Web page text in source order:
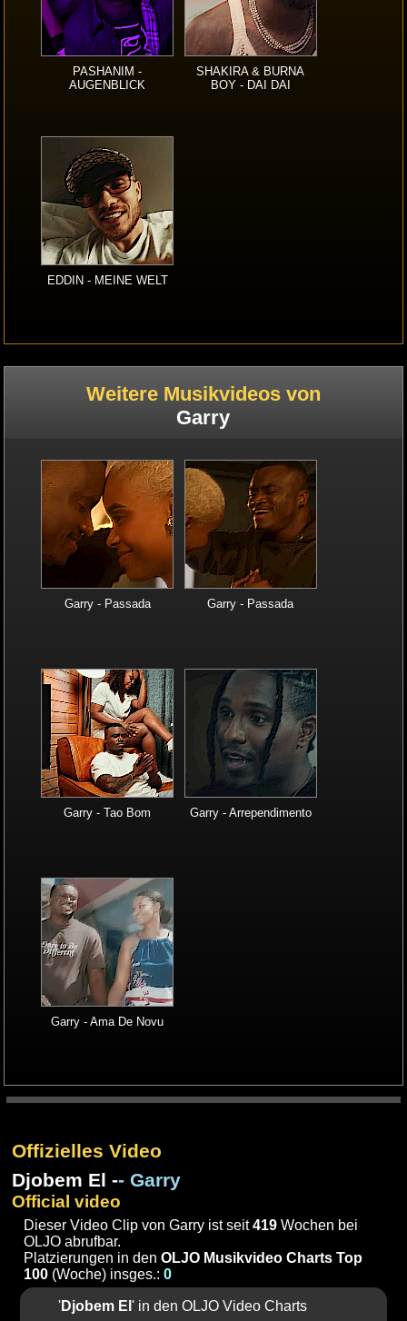
PASHANIM -
AUGENBLICK
SHAKIRA & BURNA
BOY - DAI DAI
EDDIN - MEINE WELT
Weitere Musikvideos von
Garry
Garry - Passada Garry - Passada
Garry - Tao Bom Garry - Arrependimento
Garry - Ama De Novu
Offizielles Video
Djobem El -- Garry
Official video
Dieser Video Clip von Garry ist seit419 Wochen bei
OLJO abrufbar.
Platzierungen in denOLJO Musikvideo Charts Top
100 (Woche) insges.:0
'Djobem El' in den OLJO Video Charts